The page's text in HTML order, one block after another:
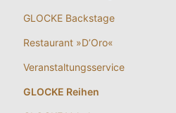
GLOCKE Backstage
Restaurant »D’Oro«
Veranstaltungsservice
GLOCKE Reihen